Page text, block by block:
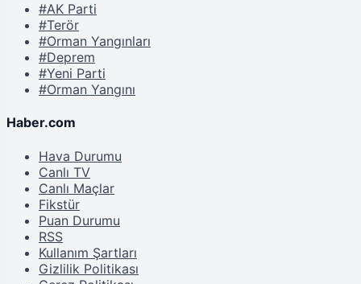
#AK Parti
#Terör
#Orman Yangınları
#Deprem
#Yeni Parti
#Orman Yangını
Haber.com
Hava Durumu
Canlı TV
Canlı Maçlar
Fikstür
Puan Durumu
RSS
Kullanım Şartları
Gizlilik Politikası